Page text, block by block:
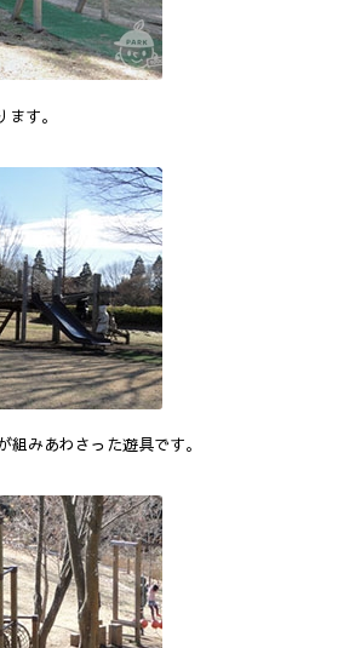
ます。
組みあわさった遊具です。